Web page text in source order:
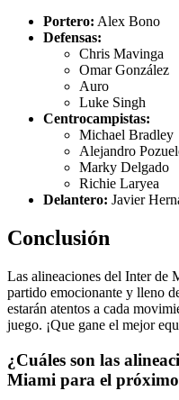
Portero: Alex Bono
Defensas:
Chris Mavinga
Omar González
Auro
Luke Singh
Centrocampistas:
Michael Bradley
Alejandro
Marky Delgado
Richie Laryea
Delantero: Javier
Conclusión
Las alineaciones del Inter de
partido emocionante y lleno
estarán atentos a cada
juego. ¡Que gane el mejor
¿Cuáles son las
Miami para el